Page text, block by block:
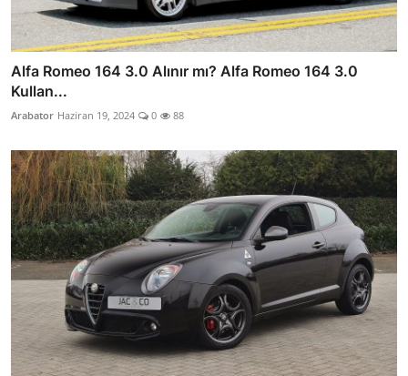
Alfa Romeo 164 3.0 Alınır mı? Alfa Romeo 164 3.0
Kullan...
Arabator Haziran 19, 2024 0 88